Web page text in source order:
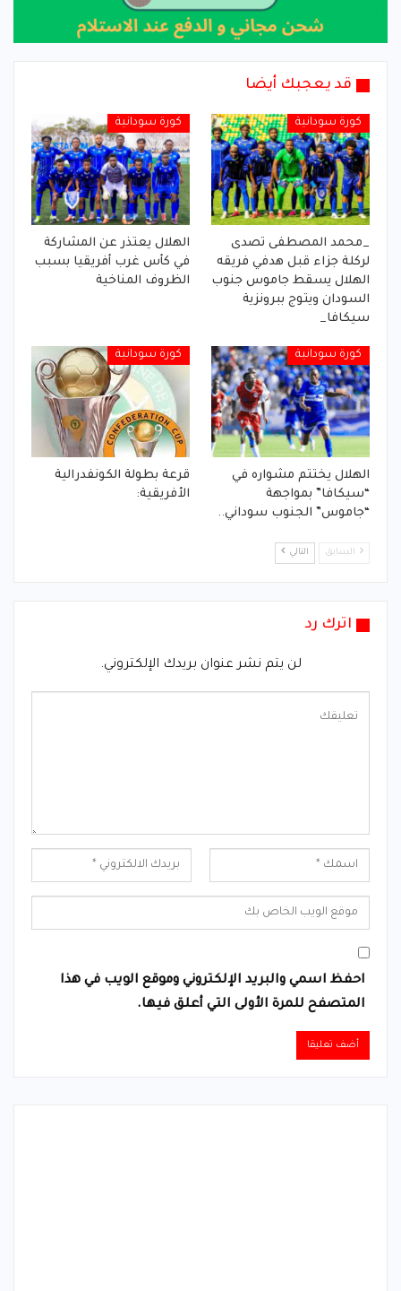
قد يعجبك أيضا
كورة سودانية
_محمد المصطفى تصدى
لركلة جزاء قبل هدفي فريقه
الهلال يسقط جاموس جنوب
السودان ويتوج ببرونزية
سيكافا_
كورة سودانية
الهلال يعتذر عن المشاركة
في كأس غرب أفريقيا بسبب
الظروف المناخية
كورة سودانية
الهلال يختتم مشواره في
“سيكافا” بمواجهة
“جاموس” الجنوب سوداني..
كورة سودانية
قرعة بطولة الكونفدرالية
الأفريقية:
السابق التالي
اترك رد
لن يتم نشر عنوان بريدك الإلكتروني.
احفظ اسمي والبريد الإلكتروني وموقع الويب في هذا
المتصفح للمرة الأولى التي أعلق فيها.